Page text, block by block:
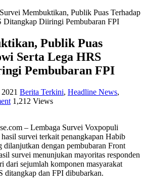
Survei Membuktikan, Publik Puas Terhadap
Ditangkap Diiringi Pembubaran FPI
Publik Puas
Serta Lega HRS
Pembubaran FPI
Berita Terkini, Headline News,
1,212 Views
– Lembaga Survei Voxpopuli
survei terkait penangkapan Habib
dengan pembubaran Front
survei menunjukan mayoritas responden
dari sejumlah komponen masyarakat
ditangkap dan FPI dibubarkan.